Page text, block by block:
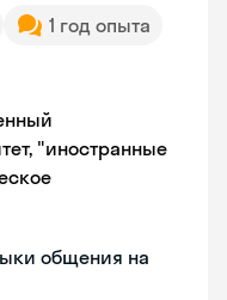
1 год опыта
"иностранные
общения на